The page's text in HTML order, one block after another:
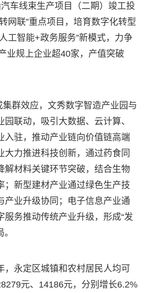
车线束生产项目（二期）竣工投
网联”重点项目，培育数字化转型
工智能+政务服务”新模式，力争
业规上企业超40家，产值突破
集群效应，文秀数字智造产业园与
园联动，吸引大数据、云计算、
入驻，推动产业链向价值链高端
大力推进科技创新，通过药食同
解材料关键环节突破，结合生物
；新型建材产业通过绿色生产技
产业升级协同；电子信息产业通
服务推动传统产业升级，形成“发
，永定区城镇和农村居民人均可
元、14186元，分别增长6.2%